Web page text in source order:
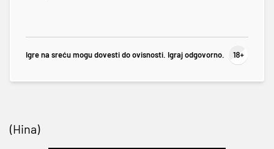
Igre na sreću mogu dovesti do ovisnosti. Igraj odgovorno.
(Hina)